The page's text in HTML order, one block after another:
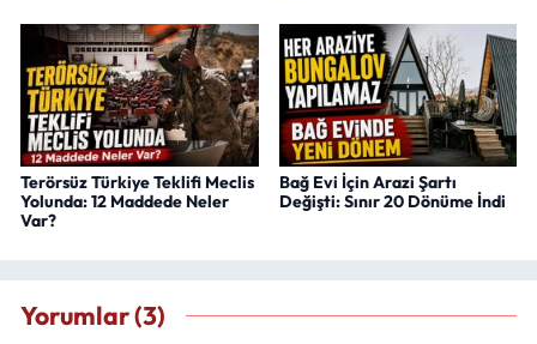
Terörsüz Türkiye Teklifi Meclis
Yolunda: 12 Maddede Neler
Var?
Bağ Evi İçin Arazi Şartı
Değişti: Sınır 20 Dönüme İndi
Yorumlar (3)